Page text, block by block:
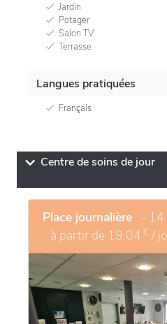
Jardin
Potager
Salon TV
Terrasse
Langues pratiquées
Français
Centre de soins de jour
Place journalière - 14
à partir de 19,04 € /